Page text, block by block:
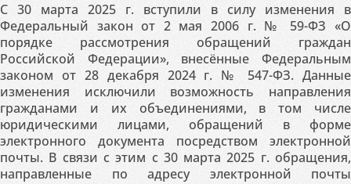
С 30 марта 2025 г. вступили в силу изменения в
Федеральный закон от 2 мая 2006 г. № 59-ФЗ «О
порядке рассмотрения обращений граждан
Российской Федерации», внесённые Федеральным
законом от 28 декабря 2024 г. № 547-ФЗ. Данные
изменения исключили возможность направления
гражданами и их объединениями, в том числе
юридическими лицами, обращений в форме
электронного документа посредством электронной
почты. В связи с этим с 30 марта 2025 г. обращения,
направленные по адресу электронной почты